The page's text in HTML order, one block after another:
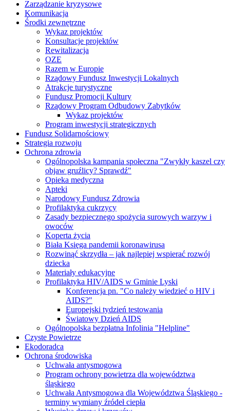
Zarządzanie kryzysowe
Komunikacja
Środki zewnętrzne
Wykaz projektów
Konsultacje projektów
Rewitalizacja
OZE
Razem w Europie
Rządowy Fundusz Inwestycji Lokalnych
Atrakcje turystyczne
Fundusz Promocji Kultury
Rządowy Program Odbudowy Zabytków
Wykaz projektów
Program inwestycji strategicznych
Fundusz Solidarnościowy
Strategia rozwoju
Ochrona zdrowia
Ogólnopolska kampania społeczna "Zwykły kaszel czy
objaw gruźlicy? Sprawdź"
Opieka medyczna
Apteki
Narodowy Fundusz Zdrowia
Profilaktyka cukrzycy
Zasady bezpiecznego spożycia surowych warzyw i
owoców
Koperta życia
Biała Księga pandemii koronawirusa
Rozwinąć skrzydła – jak najlepiej wspierać rozwój
dziecka
Materiały edukacyjne
Profilaktyka HIV/AIDS w Gminie Lyski
Konferencja pn. "Co należy wiedzieć o HIV i
AIDS?"
Europejski tydzień testowania
Światowy Dzień AIDS
Ogólnopolska bezpłatna Infolinia "Helpline"
Czyste Powietrze
Ekodoradca
Ochrona środowiska
Uchwała antysmogowa
Program ochrony powietrza dla województwa
śląskiego
Uchwała Antysmogowa dla Województwa Śląskiego -
terminy wymiany źródeł ciepła